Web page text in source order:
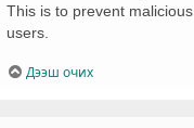
This is to prevent
users.
Дээш очих